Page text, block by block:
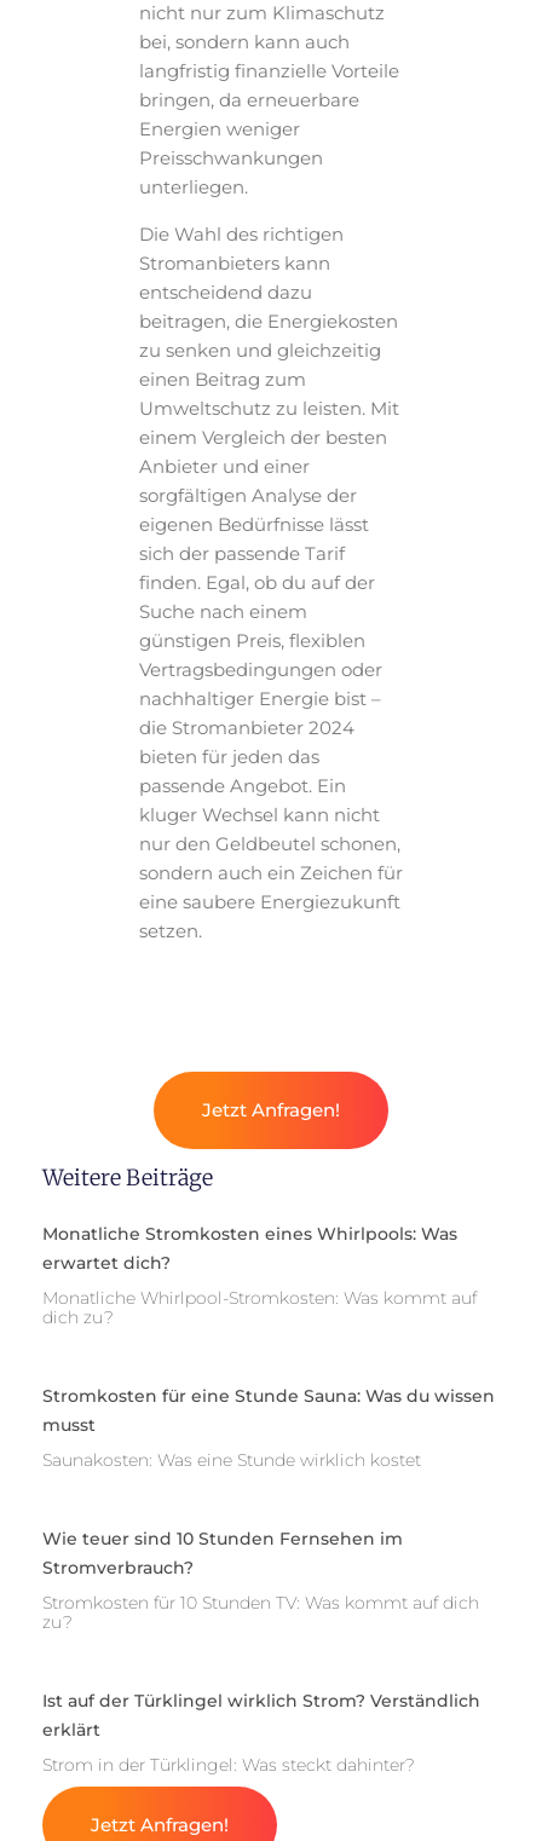
nicht nur zum Klimaschutz
bei, sondern kann auch
langfristig finanzielle Vorteile
bringen, da erneuerbare
Energien weniger
Preisschwankungen
unterliegen.
Die Wahl des richtigen
Stromanbieters kann
entscheidend dazu
beitragen, die Energiekosten
zu senken und gleichzeitig
einen Beitrag zum
Umweltschutz zu leisten. Mit
einem Vergleich der besten
Anbieter und einer
sorgfältigen Analyse der
eigenen Bedürfnisse lässt
sich der passende Tarif
finden. Egal, ob du auf der
Suche nach einem
günstigen Preis, flexiblen
Vertragsbedingungen oder
nachhaltiger Energie bist –
die Stromanbieter 2024
bieten für jeden das
passende Angebot. Ein
kluger Wechsel kann nicht
nur den Geldbeutel schonen,
sondern auch ein Zeichen für
eine saubere Energiezukunft
setzen.
Jetzt Anfragen!
Weitere Beiträge
Monatliche Stromkosten eines Whirlpools: Was
erwartet dich?
Monatliche Whirlpool-Stromkosten: Was kommt auf
dich zu?
Stromkosten für eine Stunde Sauna: Was du wissen
musst
Saunakosten: Was eine Stunde wirklich kostet
Wie teuer sind 10 Stunden Fernsehen im
Stromverbrauch?
Stromkosten für 10 Stunden TV: Was kommt auf dich
zu?
Ist auf der Türklingel wirklich Strom? Verständlich
erklärt
Strom in der Türklingel: Was steckt dahinter?
Jetzt Anfragen!